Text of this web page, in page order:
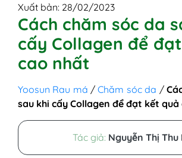
Xuất bản: 28/02/2023
Cách chăm sóc da
cấy Collagen để
cao nhất
Yoosun Rau má /Chăm sóc da /
sau khi cấy Collagen để đạt kết
Tác giả: Nguyễn Thị Thu